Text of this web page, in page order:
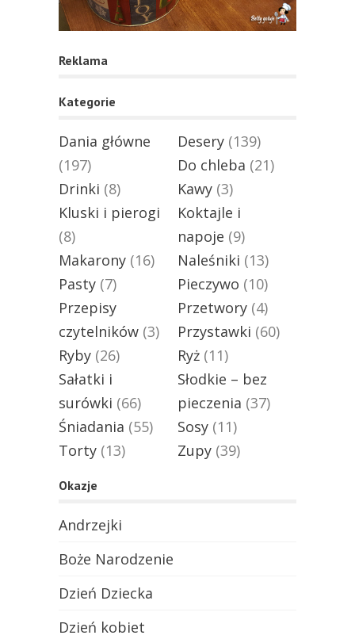
Reklama
Kategorie
Dania główne
(197)
Desery (139)
Do chleba (21)
Drinki (8) Kawy (3)
Kluski i pierogi
(8)
Koktajle i
napoje (9)
Makarony (16) Naleśniki (13)
Pasty (7) Pieczywo (10)
Przepisy
czytelników (3)
Przetwory (4)
Przystawki (60)
Ryby (26) Ryż (11)
Sałatki i
surówki (66)
Słodkie – bez
pieczenia (37)
Śniadania (55) Sosy (11)
Torty (13) Zupy (39)
Okazje
Andrzejki
Boże Narodzenie
Dzień Dziecka
Dzień kobiet